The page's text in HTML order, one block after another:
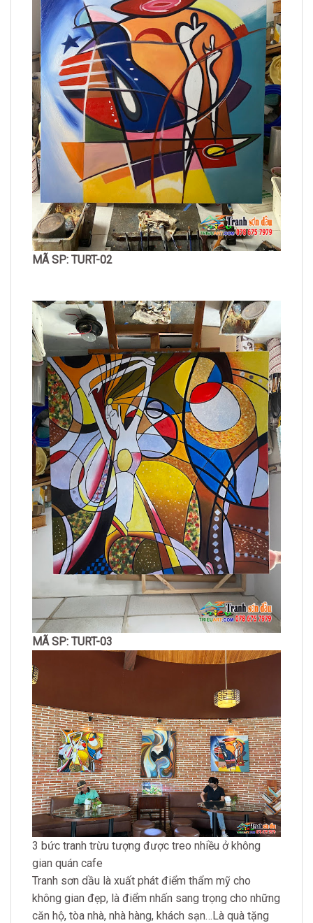
MÃ SP: TURT-02
MÃ SP: TURT-03
3 bức tranh trừu tượng được treo nhiều ở không
gian quán cafe
Tranh sơn dầu là xuất phát điểm thẩm mỹ cho
không gian đẹp, là điểm nhấn sang trọng cho những
căn hộ, tòa nhà, nhà hàng, khách sạn…Là quà tặng